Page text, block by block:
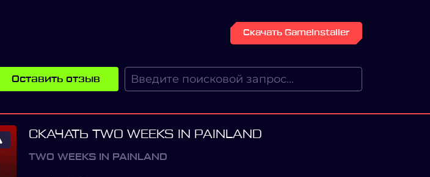
Скачать GameInstaller
Оставить отзыв
СКАЧАТЬ TWO WEEKS IN PAINLAND
TWO WEEKS IN PAINLAND